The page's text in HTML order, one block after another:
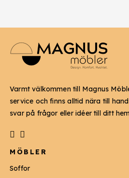
Varmt välkommen till Magnus
service och finns alltid nära till
svar på frågor eller idéer till ditt
MÖBLER
Soffor